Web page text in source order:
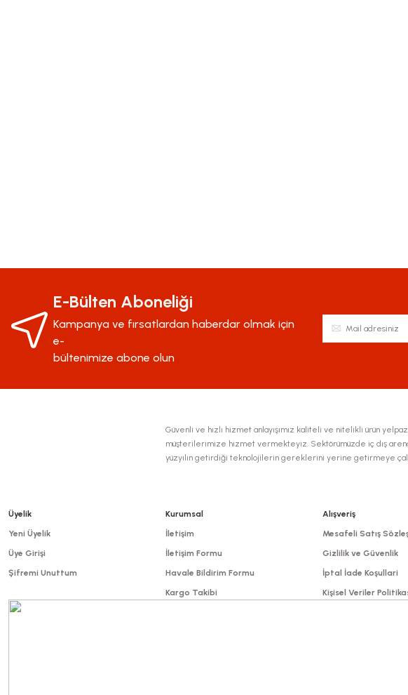
Ürün resmi kalitesiz, bozuk veya görüntülenemiyor.
Ürün açıklamasında eksik bilgiler bulunuyor.
Ürün bilgilerinde hatalar bulunuyor.
Ürün fiyatı diğer sitelerden daha pahalı.
E-Bülten Aboneliği
Kampanya ve fırsatlardan haberdar olmak için
e-
bültenimize abone olun
Güvenli ve hızlı hizmet anlayışımız kaliteli ve nitelikli ürün
müşterilerimize hizmet vermekteyiz. Sektörümüzde iç dış
yüzyılın getirdiği teknolojilerin gereklerini yerine getirmeye
Üyelik
Yeni Üyelik
Üye Girişi
Şifremi Unuttum
Kurumsal
İletişim
İletişim Formu
Havale Bildirim Formu
Kargo Takibi
Alışveriş
Mesafeli Satış
Gizlilik ve Güvenlik
İptal İade Koşullari
Kişisel Veriler